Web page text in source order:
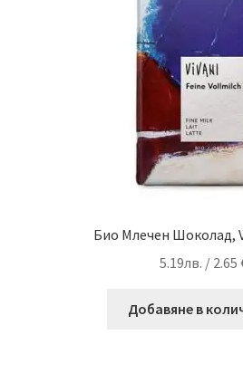
Био Млечен Шоколад,
5.19лв. / 2.65
Добавяне в